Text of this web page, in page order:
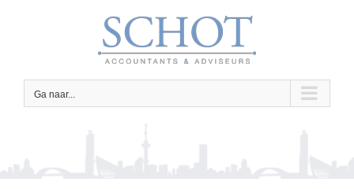
Ga naar...